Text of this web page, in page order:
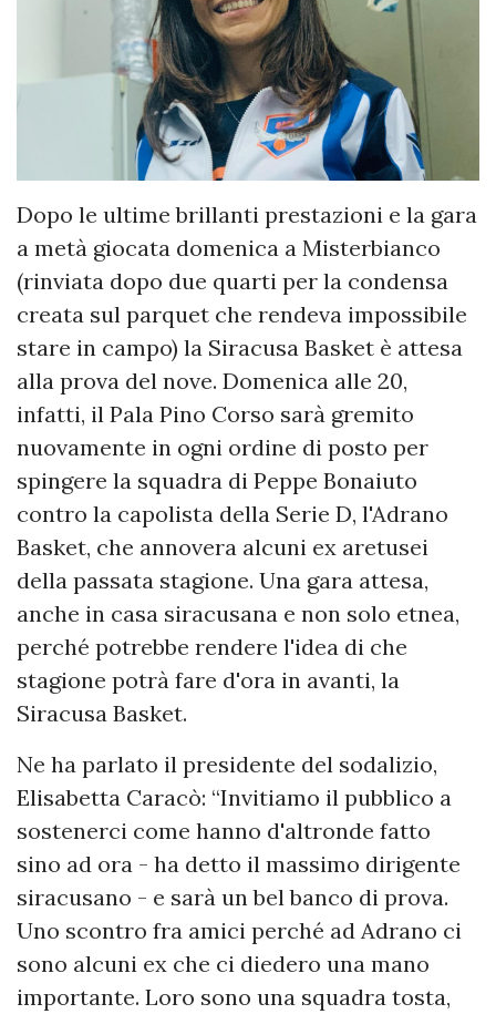
Dopo le ultime brillanti prestazioni e la gara
a metà giocata domenica a Misterbianco
(rinviata dopo due quarti per la condensa
creata sul parquet che rendeva impossibile
stare in campo) la Siracusa Basket è attesa
alla prova del nove. Domenica alle 20,
infatti, il Pala Pino Corso sarà gremito
nuovamente in ogni ordine di posto per
spingere la squadra di Peppe Bonaiuto
contro la capolista della Serie D, l'Adrano
Basket, che annovera alcuni ex aretusei
della passata stagione. Una gara attesa,
anche in casa siracusana e non solo etnea,
perché potrebbe rendere l'idea di che
stagione potrà fare d'ora in avanti, la
Siracusa Basket.
Ne ha parlato il presidente del sodalizio,
Elisabetta Caracò: “Invitiamo il pubblico a
sostenerci come hanno d'altronde fatto
sino ad ora - ha detto il massimo dirigente
siracusano - e sarà un bel banco di prova.
Uno scontro fra amici perché ad Adrano ci
sono alcuni ex che ci diedero una mano
importante. Loro sono una squadra tosta,